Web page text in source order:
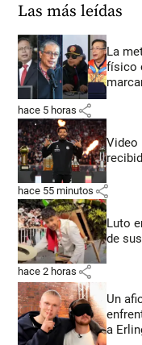
Las más leídas
La
físico
hace 5 horas share
Video
hace 55 minutos share
Luto
de
hace 2 horas share
Un
a